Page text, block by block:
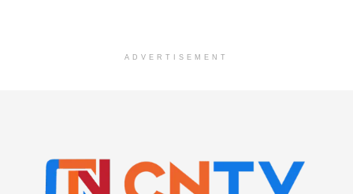
ADVERTISEMENT